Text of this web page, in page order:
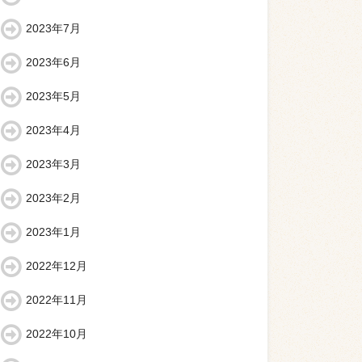
2023年7月
2023年6月
2023年5月
2023年4月
2023年3月
2023年2月
2023年1月
2022年12月
2022年11月
2022年10月